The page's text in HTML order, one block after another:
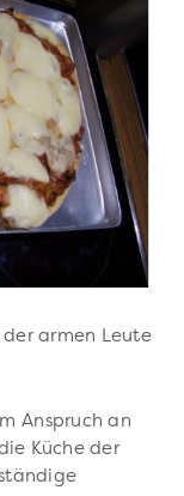
der armen Leute
Anspruch an
Küche der